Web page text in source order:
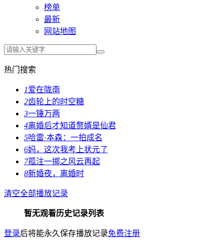
榜单
最新
网站地图
热门搜索
1爱在陇南
2齿轮上的时空糖
3一锤万两
4离婚后才知道赘婿是仙君
5哈雷·本森：一拍成名
6妈，这次我考上状元了
7孤注一掷之风云再起
8新婚夜，离婚时
清空全部播放记录
暂无观看历史记录列表
登录后将能永久保存播放记录免费注册